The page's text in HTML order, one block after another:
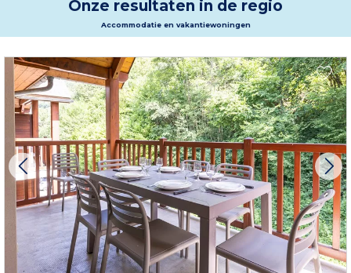
Lourdes komt u niets tekort! En niet te vergeten de thermale wateren, de
trots van de Pyreneeën, en hun rustgevende deugden voor een
ontspannende vakantie en om weer in vorm te komen. Wacht niet langer!
Lourdes en zijn geheimen wachten op u.
Onze resultaten in de regio
Accommodatie en vakantiewoningen